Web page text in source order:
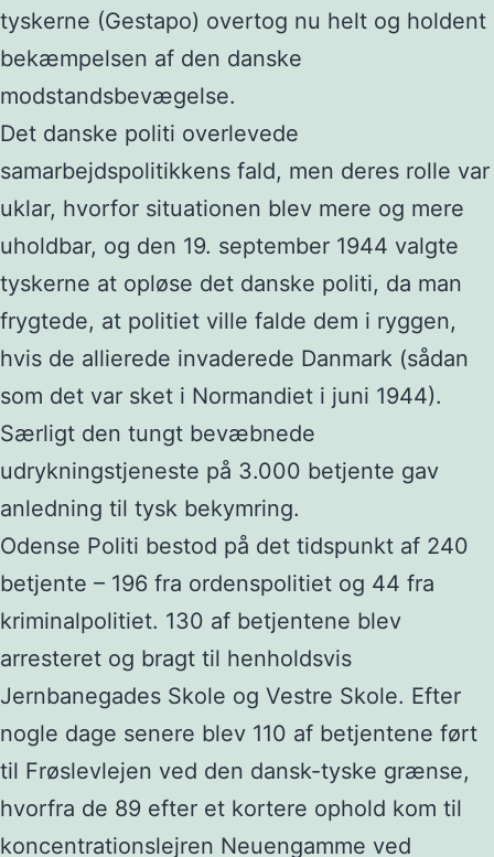
tyskerne (Gestapo) overtog nu helt og holdent
bekæmpelsen af den danske
modstandsbevægelse.
Det danske politi overlevede
samarbejdspolitikkens fald, men deres rolle var
uklar, hvorfor situationen blev mere og mere
uholdbar, og den 19. september 1944 valgte
tyskerne at opløse det danske politi, da man
frygtede, at politiet ville falde dem i ryggen,
hvis de allierede invaderede Danmark (sådan
som det var sket i Normandiet i juni 1944).
Særligt den tungt bevæbnede
udrykningstjeneste på 3.000 betjente gav
anledning til tysk bekymring.
Odense Politi bestod på det tidspunkt af 240
betjente – 196 fra ordenspolitiet og 44 fra
kriminalpolitiet. 130 af betjentene blev
arresteret og bragt til henholdsvis
Jernbanegades Skole og Vestre Skole. Efter
nogle dage senere blev 110 af betjentene ført
til Frøslevlejen ved den dansk-tyske grænse,
hvorfra de 89 efter et kortere ophold kom til
koncentrationslejren Neuengamme ved